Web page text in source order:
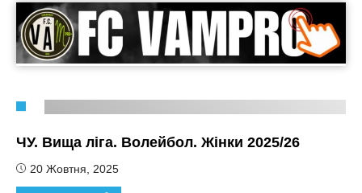
ЧУ. Вища ліга. Волейбол. Жінки 2025/26
20 Жовтня, 2025